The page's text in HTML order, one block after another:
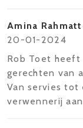
Amina
20-01-2024
Rob Toet
gerechten van
Van servies tot
verwennerij